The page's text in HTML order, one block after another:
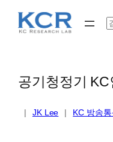
공기청정기 KC
| JK Lee | KC 방송